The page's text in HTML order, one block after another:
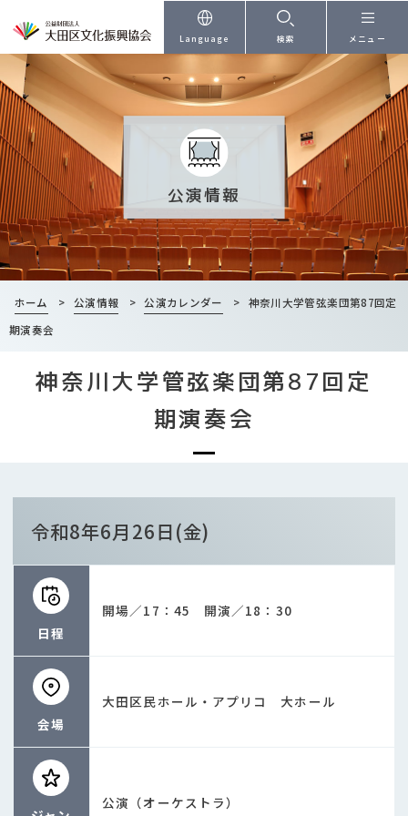
本文へ
Language 検索 メニュー
公演情報
ホーム > 公演情報 > 公演カレンダー >
神奈川大学管弦楽団第87回定
期演奏会
神奈川大学管弦楽団第87回定
期演奏会
令和8年6月26日(金)
日程
開場／17：45 開演／18：30
会場
大田区民ホール・アプリコ 大ホール
公演（オーケストラ）